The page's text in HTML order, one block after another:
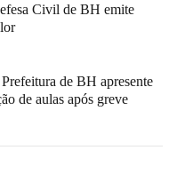
Civil de BH emite
de BH apresente
de aulas após greve